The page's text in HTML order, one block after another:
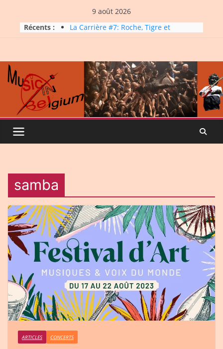
content
9 août 2026
Récents :
La Carrière #7: Roche, Tigre et
Micro Festival #16, maxi line-
Dynatop3 – 26 juillet 2026
samba
ARTICLES CONCERTS